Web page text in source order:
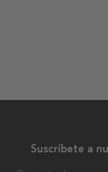
Suscríbete a